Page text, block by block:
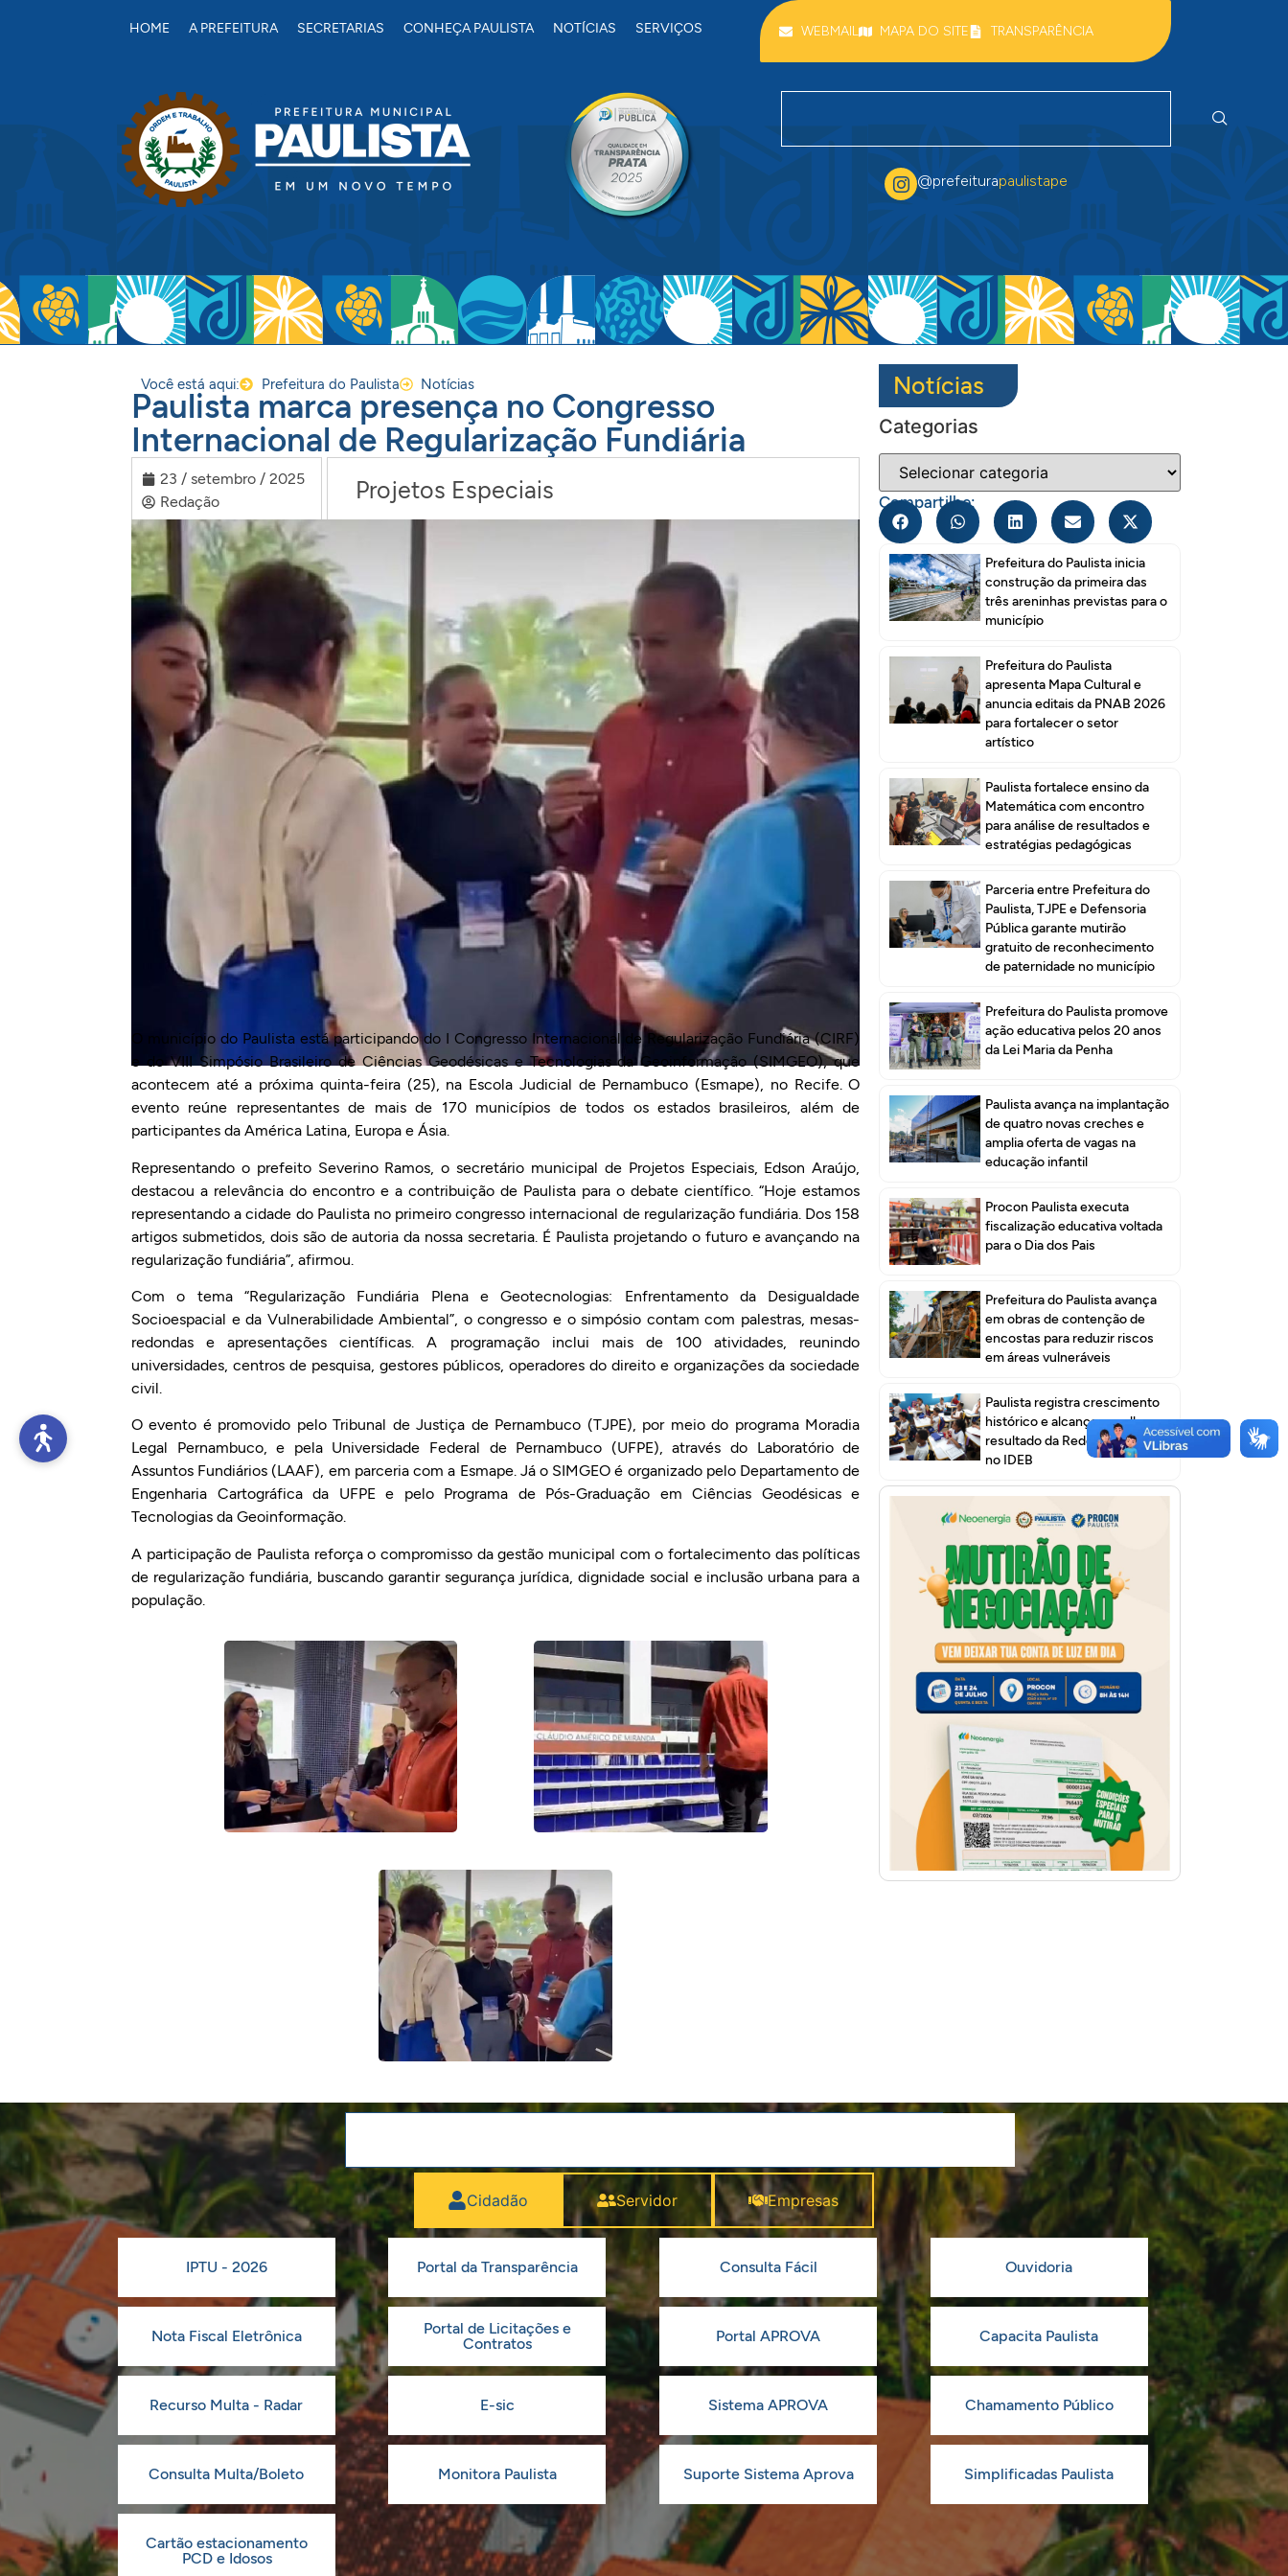
HOME A PREFEITURA SECRETARIAS CONHEÇA PAULISTA NOTÍCIAS SERVIÇOS WEBMAIL MAPA DO SITE TRANSPARÊNCIA
@prefeiturapaulistape
Você está aqui: Prefeitura do Paulista Notícias
Paulista marca presença no Congresso
Internacional de Regularização Fundiária
23 / setembro / 2025
Redação
Projetos Especiais
O município do Paulista está participando do I Congresso Internacional de Regularização Fundiária (CIRF)
e do VIII Simpósio Brasileiro de Ciências Geodésicas e Tecnologias da Geoinformação (SIMGEO), que
acontecem até a próxima quinta-feira (25), na Escola Judicial de Pernambuco (Esmape), no Recife. O
evento reúne representantes de mais de 170 municípios de todos os estados brasileiros, além de
participantes da América Latina, Europa e Ásia.
Representando o prefeito Severino Ramos, o secretário municipal de Projetos Especiais, Edson Araújo,
destacou a relevância do encontro e a contribuição de Paulista para o debate científico. “Hoje estamos
representando a cidade do Paulista no primeiro congresso internacional de regularização fundiária. Dos 158
artigos submetidos, dois são de autoria da nossa secretaria. É Paulista projetando o futuro e avançando na
regularização fundiária”, afirmou.
Com o tema “Regularização Fundiária Plena e Geotecnologias: Enfrentamento da Desigualdade
Socioespacial e da Vulnerabilidade Ambiental”, o congresso e o simpósio contam com palestras, mesas-
redondas e apresentações científicas. A programação inclui mais de 100 atividades, reunindo
universidades, centros de pesquisa, gestores públicos, operadores do direito e organizações da sociedade
civil.
O evento é promovido pelo Tribunal de Justiça de Pernambuco (TJPE), por meio do programa Moradia
Legal Pernambuco, e pela Universidade Federal de Pernambuco (UFPE), através do Laboratório de
Assuntos Fundiários (LAAF), em parceria com a Esmape. Já o SIMGEO é organizado pelo Departamento de
Engenharia Cartográfica da UFPE e pelo Programa de Pós-Graduação em Ciências Geodésicas e
Tecnologias da Geoinformação.
A participação de Paulista reforça o compromisso da gestão municipal com o fortalecimento das políticas
de regularização fundiária, buscando garantir segurança jurídica, dignidade social e inclusão urbana para a
população.
Notícias
Categorias
Compartilhe:
Prefeitura do Paulista inicia
construção da primeira das
três areninhas previstas para o
município
Prefeitura do Paulista
apresenta Mapa Cultural e
anuncia editais da PNAB 2026
para fortalecer o setor
artístico
Paulista fortalece ensino da
Matemática com encontro
para análise de resultados e
estratégias pedagógicas
Parceria entre Prefeitura do
Paulista, TJPE e Defensoria
Pública garante mutirão
gratuito de reconhecimento
de paternidade no município
Prefeitura do Paulista promove
ação educativa pelos 20 anos
da Lei Maria da Penha
Paulista avança na implantação
de quatro novas creches e
amplia oferta de vagas na
educação infantil
Procon Paulista executa
fiscalização educativa voltada
para o Dia dos Pais
Prefeitura do Paulista avança
em obras de contenção de
encostas para reduzir riscos
em áreas vulneráveis
Paulista registra crescimento
histórico e alcança o melhor
resultado da Rede Municipal
no IDEB
Cidadão Servidor Empresas
IPTU - 2026 Portal da Transparência Consulta Fácil Ouvidoria
Nota Fiscal Eletrônica
Portal de Licitações e
Contratos
Portal APROVA Capacita Paulista
Recurso Multa - Radar E-sic Sistema APROVA Chamamento Público
Consulta Multa/Boleto Monitora Paulista Suporte Sistema Aprova Simplificadas Paulista
Cartão estacionamento
PCD e Idosos